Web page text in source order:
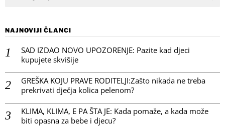
NAJNOVIJI ČLANCI
SAD IZDAO NOVO UPOZORENJE: Pazite kad djeci
kupujete skvišije
GREŠKA KOJU PRAVE RODITELJI:Zašto nikada ne treba
prekrivati dječja kolica pelenom?
KLIMA, KLIMA, E PA ŠTA JE: Kada pomaže, a kada može
biti opasna za bebe i djecu?